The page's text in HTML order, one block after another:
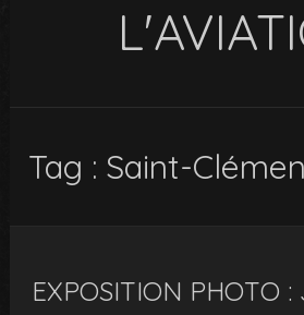
Tag : Saint-
EXPOSITION PHOTO :